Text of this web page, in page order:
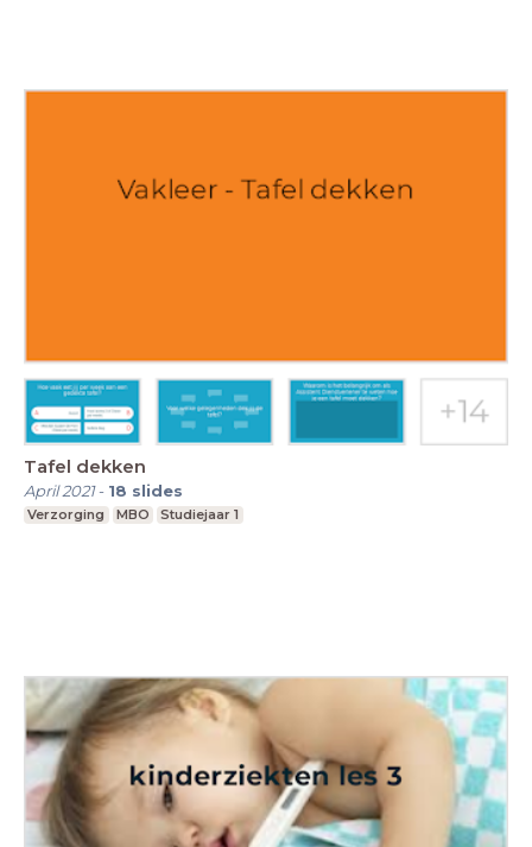
Tafel dekken
April 2021- 18 slides
Verzorging MBO Studiejaar 1